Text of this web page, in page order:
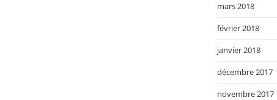
mars 2018
février 2018
janvier 2018
décembre 2017
novembre 2017